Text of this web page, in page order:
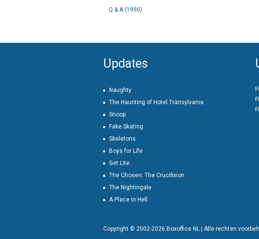
Q & A (1990)
Updates
Naughty
The Haunting of Hotel Transylvania
Snoop
Fake Skating
Skeletons
Boys for Life
Get Lite
The Chosen: The Crucifixion
The Nightingale
A Place in Hell
Copyright © 2002-2026 Boxoffice NL | Alle rechten